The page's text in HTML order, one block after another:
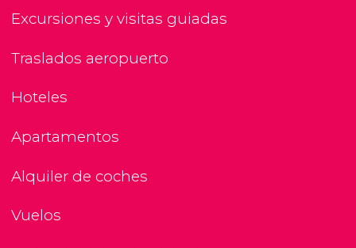
Excursiones y visitas guiadas
Traslados aeropuerto
Hoteles
Apartamentos
Alquiler de coches
Vuelos